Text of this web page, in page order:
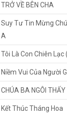
TRỞ VỀ BÊN CHA
Suy Tư Tin Mừng
A
Tôi Là Con Chiên
Niềm Vui Của Người
CHÚA BA NGÔI THẤY
Kết Thúc Tháng Hoa